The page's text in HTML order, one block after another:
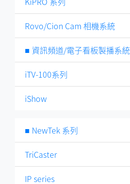
Rovo/Cion Cam 相機系統
■ 資訊頻道/電子看板製播系統
iTV-100系列
iShow
■ NewTek 系列
TriCaster
IP series